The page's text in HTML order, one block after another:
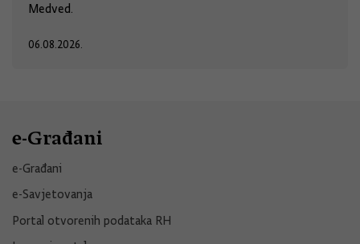
Medved.
06.08.2026.
e-Građani
e-Građani
e-Savjetovanja
Portal otvorenih podataka RH